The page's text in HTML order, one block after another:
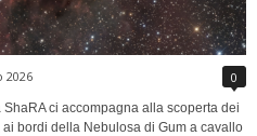
2026 0
ci accompagna alla scoperta dei
bordi della Nebulosa di Gum a cavallo